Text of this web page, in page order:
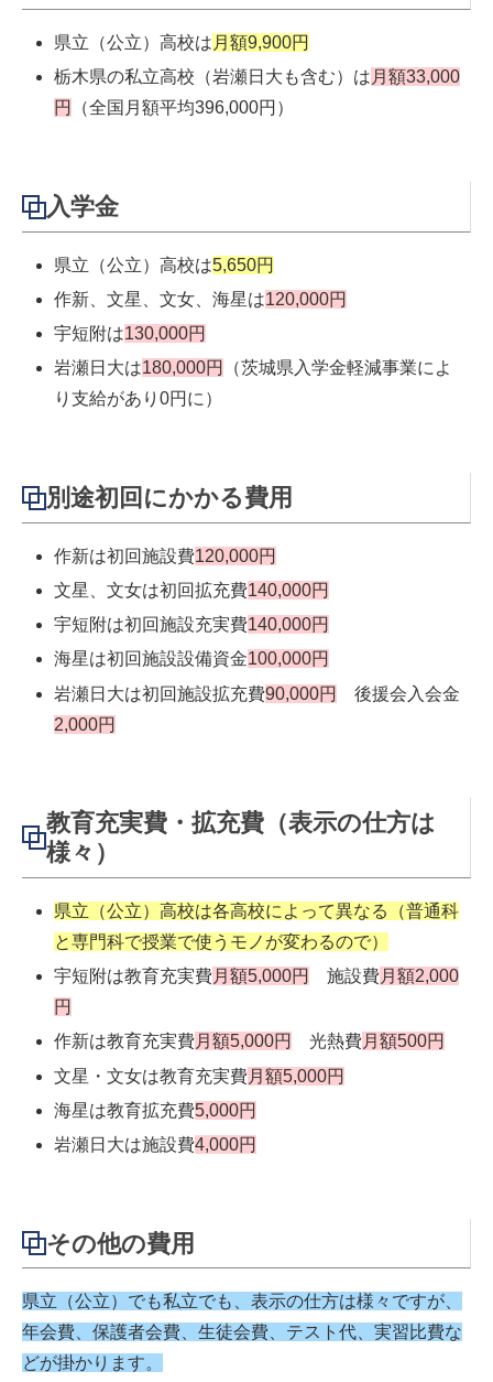
県立（公立）高校は 月額9,900円
栃木県の私立高校（岩瀬日大も含む）は月額33,000
円
（全国月額平均396,000円）
入学金
県立（公立）高校は5,650円
作新、文星、文女、海星は120,000円
宇短附は130,000円
岩瀬日大は180,000円
（茨城県入学金軽減事業によ
り支給があり0円に）
別途初回にかかる費用
作新は初回施設費120,000円
文星、文女は初回拡充費140,000円
宇短附は初回施設充実費140,000円
海星は初回施設設備資金100,000円
岩瀬日大は初回施設拡充費90,000円
後援会入会金
2,000円
教育充実費・拡充費（表示の仕方は
様々）
県立（公立）高校は各高校によって異なる（普通科
と専門科で授業で使うモノが変わるので）
宇短附は教育充実費月額5,000円 施設費月額2,000
円
作新は教育充実費月額5,000円 光熱費月額500円
文星・文女は教育充実費月額5,000円
海星は教育拡充費5,000円
岩瀬日大は施設費4,000円
その他の費用
県立（公立）でも私立でも、表示の仕方は様々ですが、
年会費、保護者会費、生徒会費、テスト代、実習比費な
どが掛かります。